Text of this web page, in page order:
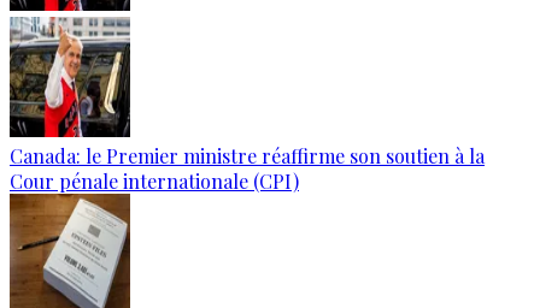
Canada: le Premier ministre réaffirme son soutien à la
Cour pénale internationale (CPI)